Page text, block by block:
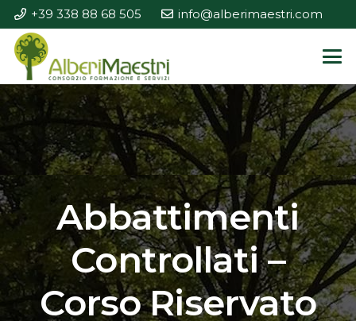
+39 338 88 68 505 info@alberimaestri.com
Abbattimenti
Controllati –
Corso Riservato